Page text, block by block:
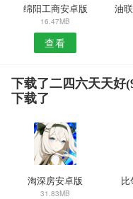
绵阳工商安卓版
16.47MB
查看
下载了二四六天天好
下载了
淘深房安卓版
31.83MB
比